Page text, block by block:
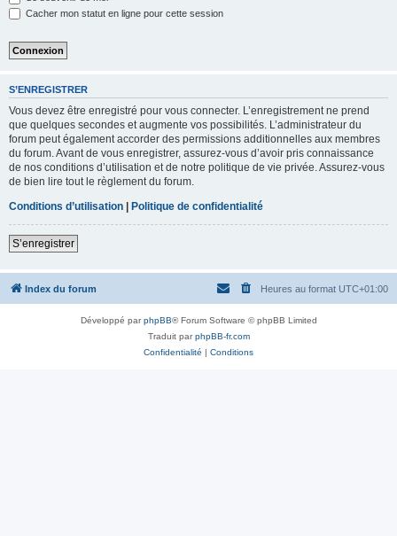
Cacher mon statut en ligne pour cette session
S’ENREGISTRER
Vous devez être enregistré pour vous connecter. L’enregistrement ne prend
que quelques secondes et augmente vos possibilités. L’administrateur du
forum peut également accorder des permissions additionnelles aux membres
du forum. Avant de vous enregistrer, assurez-vous d’avoir pris connaissance
de nos conditions d’utilisation et de notre politique de vie privée. Assurez-vous
de bien lire tout le règlement du forum.
Conditions d’utilisation | Politique de confidentialité
S’enregistrer
Index du forum Heures au format UTC+01:00
Développé parphpBB® Forum Software © phpBB Limited
Traduit parphpBB-fr.com
Confidentialité | Conditions